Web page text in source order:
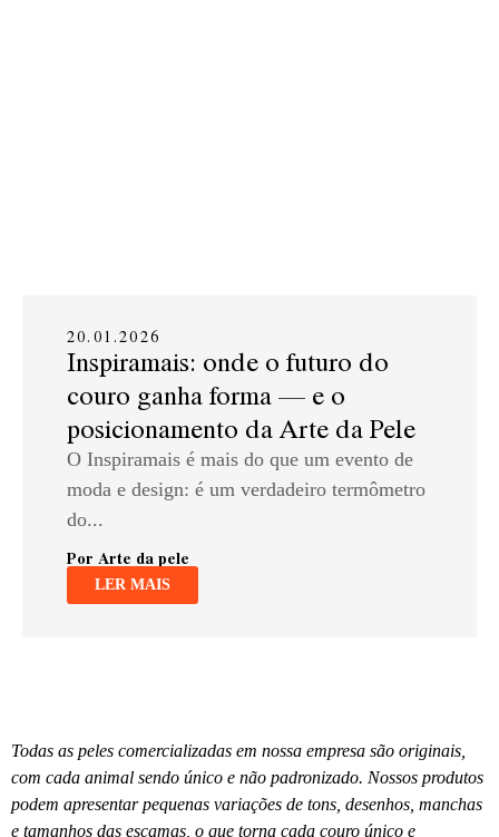
20.01.2026
Inspiramais: onde o futuro do
couro ganha forma — e o
posicionamento da Arte da Pele
O Inspiramais é mais do que um evento de
moda e design: é um verdadeiro termômetro
do...
Por Arte da pele
LER MAIS
Todas as peles comercializadas em nossa empresa são originais,
com cada animal sendo único e não padronizado. Nossos produtos
podem apresentar pequenas variações de tons, desenhos, manchas
e tamanhos das escamas, o que torna cada couro único e